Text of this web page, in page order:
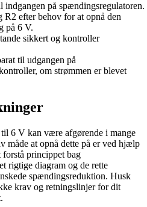
på spændingsregulatoren.
efter behov for at opnå den
på 6 V.
sikkert og kontroller
til udgangen på
om strømmen er blevet
6 V kan være afgørende i mange
måde at opnå dette på er ved hjælp
princippet bag
rigtige diagram og de rette
spændingsreduktion. Husk
krav og retningslinjer for dit